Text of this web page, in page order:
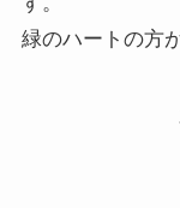
緑のハートの方